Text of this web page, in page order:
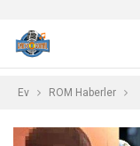
Ev ROM Haberler